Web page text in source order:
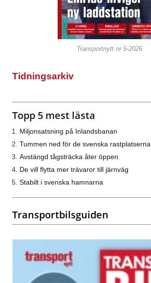
Transportnytt nr 5-2026
Tidningsarkiv
Topp 5 mest lästa
Miljonsatsning på Inlandsbanan
Tummen ned för de svenska rastplatserna
Avstängd tågsträcka åter öppen
De vill flytta mer trävaror till järnväg
Stabilt i svenska hamnarna
Transportbilsguiden